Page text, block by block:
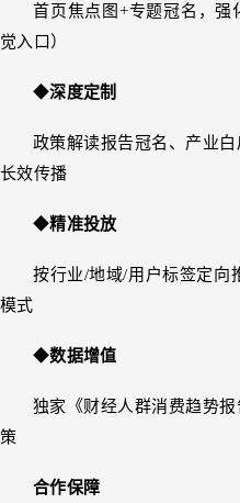
首页焦点图+专题冠名，强
觉入口）
◆深度定制
政策解读报告冠名、产业
长效传播
◆精准投放
按行业/地域/用户标签定向
模式
◆数据增值
独家《财经人群消费趋势
策
合作保障